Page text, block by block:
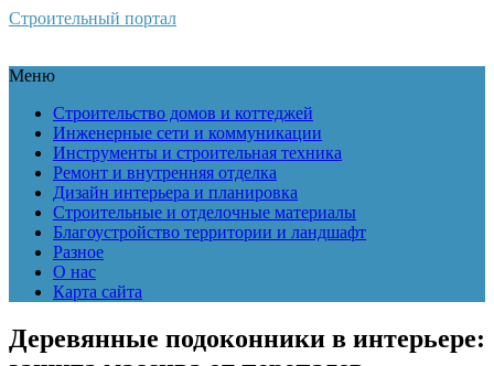
Строительный портал
Меню
Строительство домов и коттеджей
Инженерные сети и коммуникации
Инструменты и строительная техника
Ремонт и внутренняя отделка
Дизайн интерьера и планировка
Строительные и отделочные материалы
Благоустройство территории и ландшафт
Разное
О нас
Карта сайта
Деревянные подоконники в интерьере: